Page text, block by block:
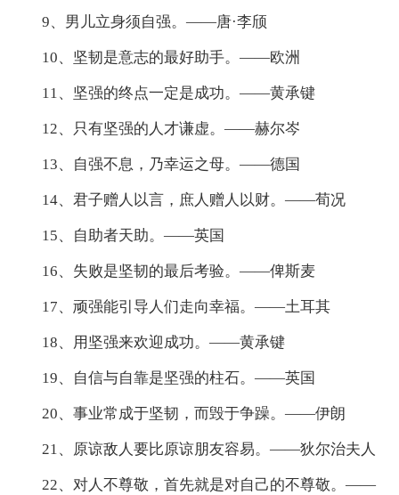
9、男儿立身须自强。——唐·李颀
10、坚韧是意志的最好助手。——欧洲
11、坚强的终点一定是成功。——黄承键
12、只有坚强的人才谦虚。——赫尔岑
13、自强不息，乃幸运之母。——德国
14、君子赠人以言，庶人赠人以财。——荀况
15、自助者天助。——英国
16、失败是坚韧的最后考验。——俾斯麦
17、顽强能引导人们走向幸福。——土耳其
18、用坚强来欢迎成功。——黄承键
19、自信与自靠是坚强的柱石。——英国
20、事业常成于坚韧，而毁于争躁。——伊朗
21、原谅敌人要比原谅朋友容易。——狄尔治夫人
22、对人不尊敬，首先就是对自己的不尊敬。——